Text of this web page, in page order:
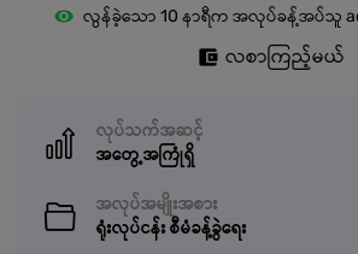
လွန်ခဲ့သော 10 နာရီက အလုပ်ခန့်အပ်သူ
လစာကြည့်မယ်
လုပ်သက်အဆင့်
အတွေ့အကြုံရှိ
အလုပ်အမျိုးအစား
ရုံးလုပ်ငန်း စီမံခန့်ခွဲရေး